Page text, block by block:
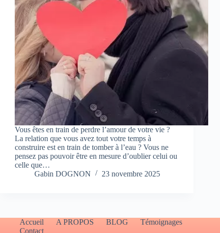
Vous êtes en train de perdre l’amour de votre vie ?
La relation que vous avez tout votre temps à
construire est en train de tomber à l’eau ? Vous ne
pensez pas pouvoir être en mesure d’oublier celui ou
celle que…
Gabin DOGNON
23 novembre 2025
Accueil A PROPOS BLOG
Témoignages
Contact